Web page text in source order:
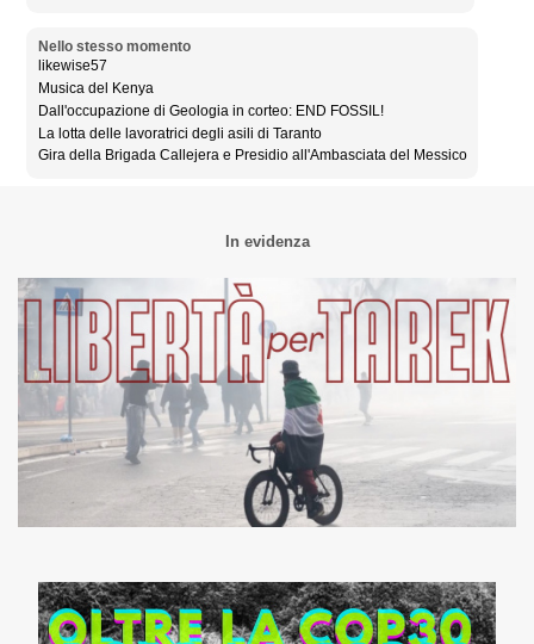
Nello stesso momento
likewise57
Musica del Kenya
Dall'occupazione di Geologia in corteo: END FOSSIL!
La lotta delle lavoratrici degli asili di Taranto
Gira della Brigada Callejera e Presidio all'Ambasciata del Messico
In evidenza